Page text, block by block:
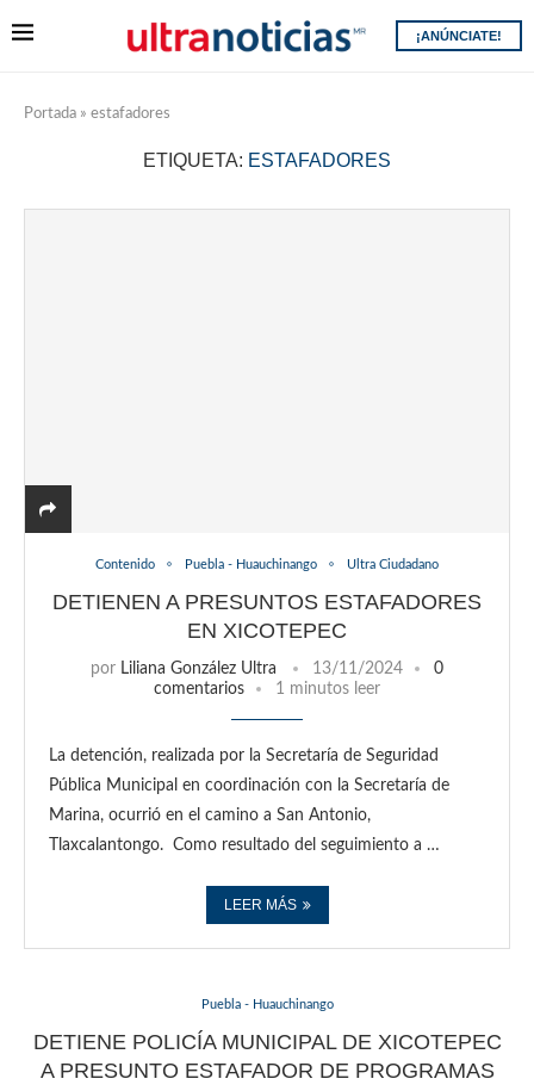
¡ANÚNCIATE!
Portada » estafadores
ETIQUETA: ESTAFADORES
Contenido Puebla - Huauchinango Ultra Ciudadano
DETIENEN A PRESUNTOS ESTAFADORES
EN XICOTEPEC
por Liliana González Ultra 13/11/2024
0
comentarios
1 minutos leer
La detención, realizada por la Secretaría de Seguridad
Pública Municipal en coordinación con la Secretaría de
Marina, ocurrió en el camino a San Antonio,
Tlaxcalantongo. Como resultado del seguimiento a …
LEER MÁS
Puebla - Huauchinango
DETIENE POLICÍA MUNICIPAL DE XICOTEPEC
A PRESUNTO ESTAFADOR DE PROGRAMAS